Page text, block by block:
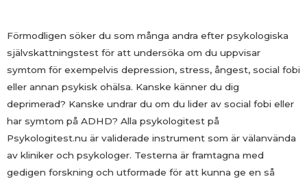
Förmodligen söker du som många andra efter psykologiska
självskattningstest för att undersöka om du uppvisar
symtom för exempelvis depression, stress, ångest, social fobi
eller annan psykisk ohälsa. Kanske känner du dig
deprimerad? Kanske undrar du om du lider av social fobi eller
har symtom på ADHD? Alla psykologitest på
Psykologitest.nu är validerade instrument som är välanvända
av kliniker och psykologer. Testerna är framtagna med
gedigen forskning och utformade för att kunna ge en så